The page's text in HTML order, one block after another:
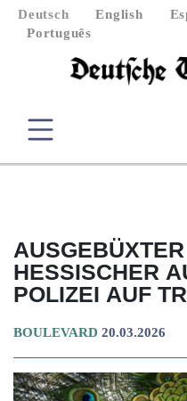
Deutsch English
Português
HESSISCHER
POLIZEI AUF
BOULEVARD 20.03.2026